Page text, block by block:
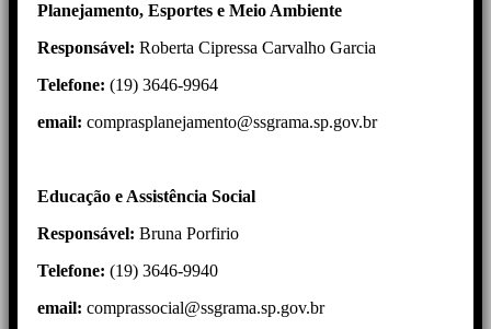
Planejamento, Esportes e Meio Ambiente
Responsável: Roberta Cipressa Carvalho Garcia
Telefone: (19) 3646-9964
email: comprasplanejamento@ssgrama.sp.gov.br
Educação e Assistência Social
Responsável: Bruna Porfirio
Telefone: (19) 3646-9940
email: comprassocial@ssgrama.sp.gov.br